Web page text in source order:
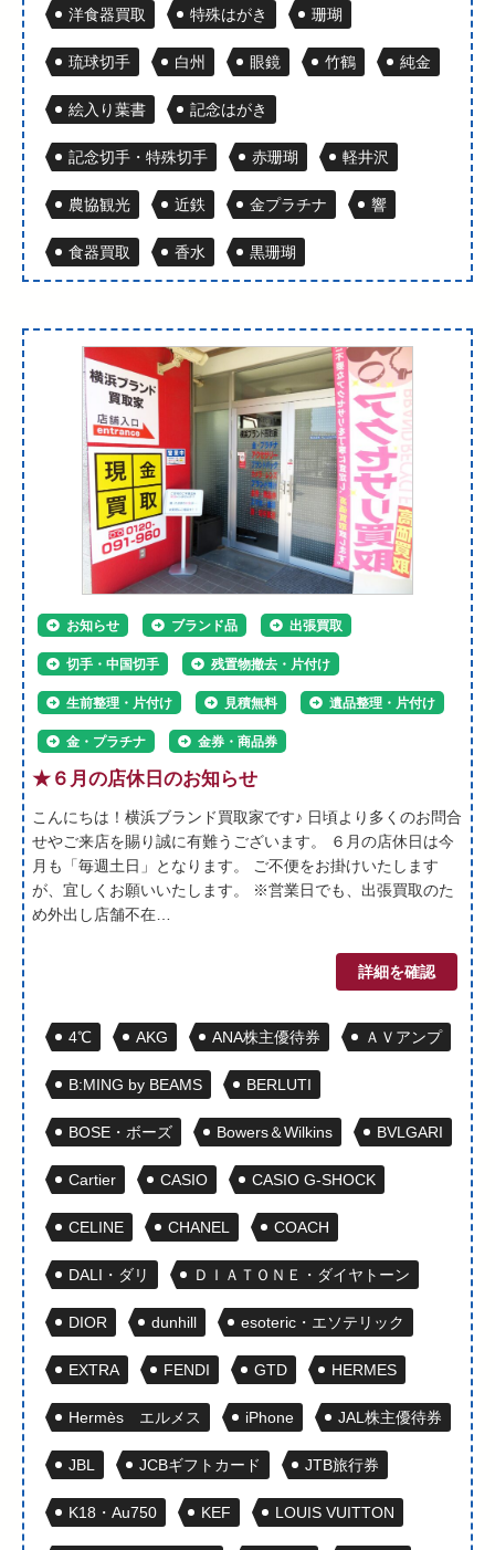
洋食器買取 特殊はがき 珊瑚
琉球切手 白州 眼鏡 竹鶴 純金
絵入り葉書 記念はがき
記念切手・特殊切手 赤珊瑚 軽井沢
農協観光 近鉄 金プラチナ 響
食器買取 香水 黒珊瑚
お知らせ ブランド品 出張買取
切手・中国切手 残置物撤去・片付け
生前整理・片付け 見積無料 遺品整理・片付け
金・プラチナ 金券・商品券
★６月の店休日のお知らせ
こんにちは！横浜ブランド買取家です♪ 日頃より多くのお問合
せやご来店を賜り誠に有難うございます。 ６月の店休日は今
月も「毎週土日」となります。 ご不便をお掛けいたします
が、宜しくお願いいたします。 ※営業日でも、出張買取のた
め外出し店舗不在…
詳細を確認
4℃ AKG ANA株主優待券 ＡＶアンプ
B:MING by BEAMS BERLUTI
BOSE・ボーズ Bowers＆Wilkins BVLGARI
Cartier CASIO CASIO G-SHOCK
CELINE CHANEL COACH
DALI・ダリ ＤＩＡＴＯＮＥ・ダイヤトーン
DIOR dunhill esoteric・エソテリック
EXTRA FENDI GTD HERMES
Hermès エルメス iPhone JAL株主優待券
JBL JCBギフトカード JTB旅行券
K18・Au750 KEF LOUIS VUITTON